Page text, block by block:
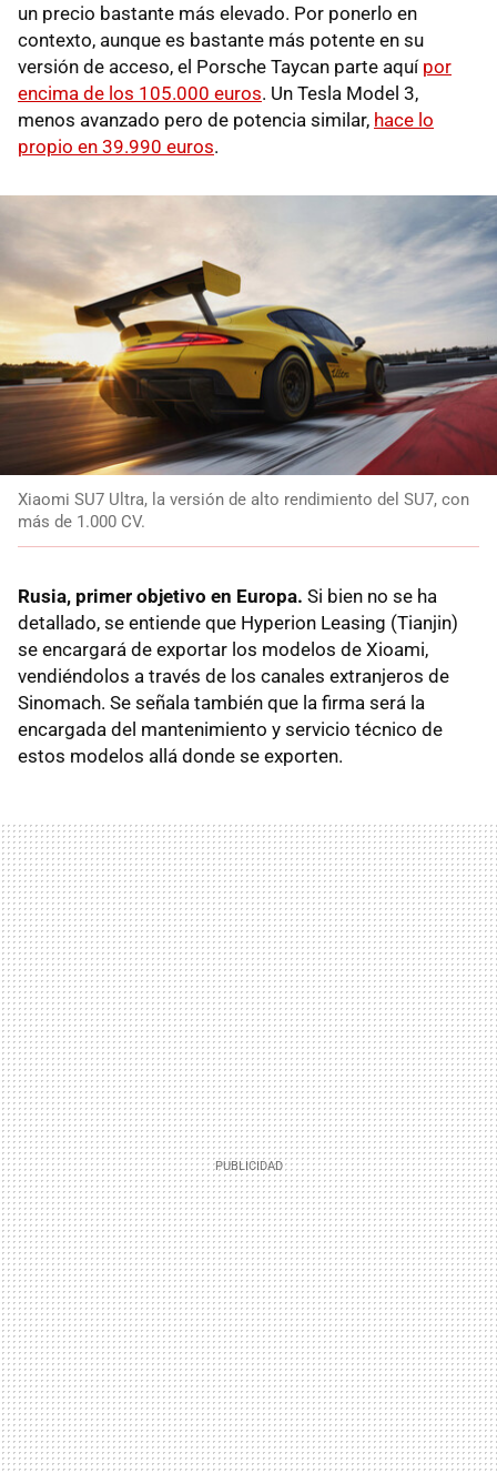
un precio bastante más elevado. Por ponerlo en
contexto, aunque es bastante más potente en su
versión de acceso, el Porsche Taycan parte aquí por
encima de los 105.000 euros. Un Tesla Model 3,
menos avanzado pero de potencia similar, hace lo
propio en 39.990 euros.
Xiaomi SU7 Ultra, la versión de alto rendimiento del SU7, con
más de 1.000 CV.
Rusia, primer objetivo en Europa. Si bien no se ha
detallado, se entiende que Hyperion Leasing (Tianjin)
se encargará de exportar los modelos de Xioami,
vendiéndolos a través de los canales extranjeros de
Sinomach. Se señala también que la firma será la
encargada del mantenimiento y servicio técnico de
estos modelos allá donde se exporten.